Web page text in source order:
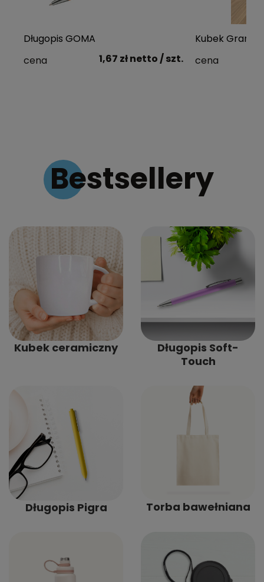
Długopis GOMA
cena
1,67 złnetto/ szt.
Kubek Grande
cena
Bestsellery
Kubek ceramiczny
Długopis Soft-
Touch
Długopis Pigra Torba bawełniana